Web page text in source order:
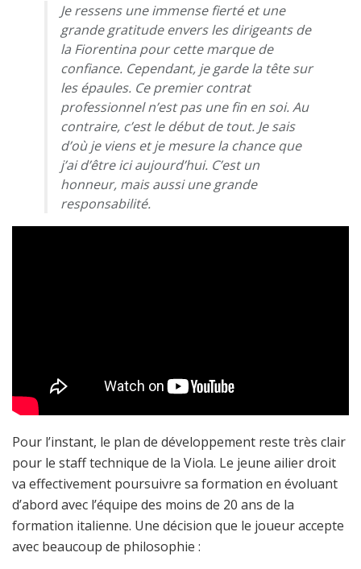
Je ressens une immense fierté et une
grande gratitude envers les dirigeants de
la Fiorentina pour cette marque de
confiance. Cependant, je garde la tête sur
les épaules. Ce premier contrat
professionnel n’est pas une fin en soi. Au
contraire, c’est le début de tout. Je sais
d’où je viens et je mesure la chance que
j’ai d’être ici aujourd’hui. C’est un
honneur, mais aussi une grande
responsabilité.
Pour l’instant, le plan de développement reste très clair
pour le staff technique de la Viola. Le jeune ailier droit
va effectivement poursuivre sa formation en évoluant
d’abord avec l’équipe des moins de 20 ans de la
formation italienne. Une décision que le joueur accepte
avec beaucoup de philosophie :